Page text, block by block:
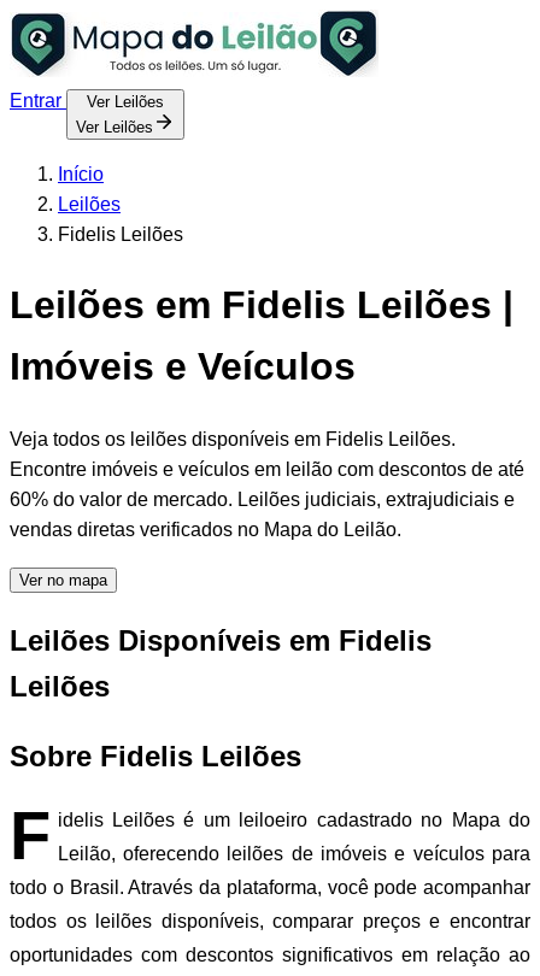
Entrar
Ver Leilões
Ver Leilões
Início
Leilões
Fidelis Leilões
Leilões em Fidelis Leilões |
Imóveis e Veículos
Veja todos os leilões disponíveis em Fidelis Leilões.
Encontre imóveis e veículos em leilão com descontos de até
60% do valor de mercado. Leilões judiciais, extrajudiciais e
vendas diretas verificados no Mapa do Leilão.
Ver no mapa
Leilões Disponíveis em Fidelis
Leilões
Sobre Fidelis Leilões
F idelis Leilões é um leiloeiro cadastrado no Mapa do
Leilão, oferecendo leilões de imóveis e veículos para
todo o Brasil. Através da plataforma, você pode acompanhar
todos os leilões disponíveis, comparar preços e encontrar
oportunidades com descontos significativos em relação ao